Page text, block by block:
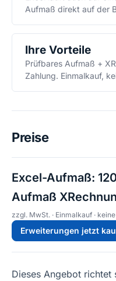
Aufmaß direkt auf der
Ihre Vorteile
Prüfbares Aufmaß +
Zahlung. Einmalkauf,
Preise
Excel-Aufmaß:
Aufmaß
zzgl. MwSt. · Einmalkauf ·
Erweiterungen jetzt
Dieses Angebot richtet